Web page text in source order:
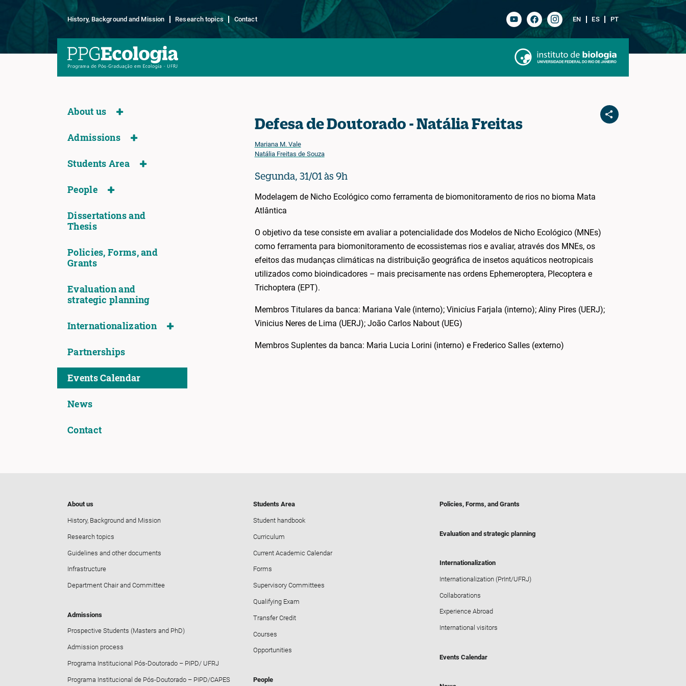
History, Background and Mission Research topics Contact EN ES PT
About us
Admissions
Students Area
People
Dissertations and
Thesis
Policies, Forms, and
Grants
Evaluation and
strategic planning
Internationalization
Partnerships
Events Calendar
News
Contact
Defesa de Doutorado - Natália Freitas
Mariana M. Vale
Natália Freitas de Souza
Segunda, 31/01 às 9h
Modelagem de Nicho Ecológico como ferramenta de biomonitoramento de rios no bioma Mata
Atlântica
O objetivo da tese consiste em avaliar a potencialidade dos Modelos de Nicho Ecológico (MNEs)
como ferramenta para biomonitoramento de ecossistemas rios e avaliar, através dos MNEs, os
efeitos das mudanças climáticas na distribuição geográfica de insetos aquáticos neotropicais
utilizados como bioindicadores – mais precisamente nas ordens Ephemeroptera, Plecoptera e
Trichoptera (EPT).
Membros Titulares da banca: Mariana Vale (interno); Vinicíus Farjala (interno); Aliny Pires (UERJ);
Vinicius Neres de Lima (UERJ); João Carlos Nabout (UEG)
Membros Suplentes da banca: Maria Lucia Lorini (interno) e Frederico Salles (externo)
About us
History, Background and Mission
Research topics
Guidelines and other documents
Infrastructure
Department Chair and Committee
Admissions
Prospective Students (Masters and PhD)
Admission process
Programa Institucional Pós-Doutorado – PIPD/ UFRJ
Programa Institucional de Pós-Doutorado – PIPD/CAPES
Students Area
Student handbook
Curriculum
Current Academic Calendar
Forms
Supervisory Committees
Qualifying Exam
Transfer Credit
Courses
Opportunities
People
Policies, Forms, and Grants
Evaluation and strategic planning
Internationalization
Internationalization (PrInt/UFRJ)
Collaborations
Experience Abroad
International visitors
Events Calendar